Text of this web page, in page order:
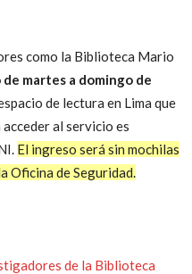
como la Biblioteca Mario
martes a domingo de
de lectura en Lima que
al servicio es
El ingreso será sin mochilas
Oficina de Seguridad.